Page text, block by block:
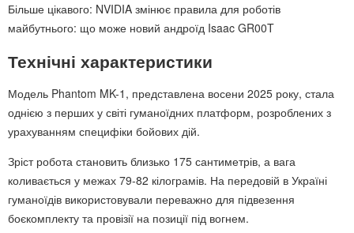
Більше цікавого: NVIDIA змінює правила для роботів
майбутнього: що може новий андроїд Isaac GR00T
Технічні характеристики
Модель Phantom MK-1, представлена восени 2025 року, стала
однією з перших у світі гуманоїдних платформ, розроблених з
урахуванням специфіки бойових дій.
Зріст робота становить близько 175 сантиметрів, а вага
коливається у межах 79-82 кілограмів. На передовій в Україні
гуманоїдів використовували переважно для підвезення
боєкомплекту та провізії на позиції під вогнем.